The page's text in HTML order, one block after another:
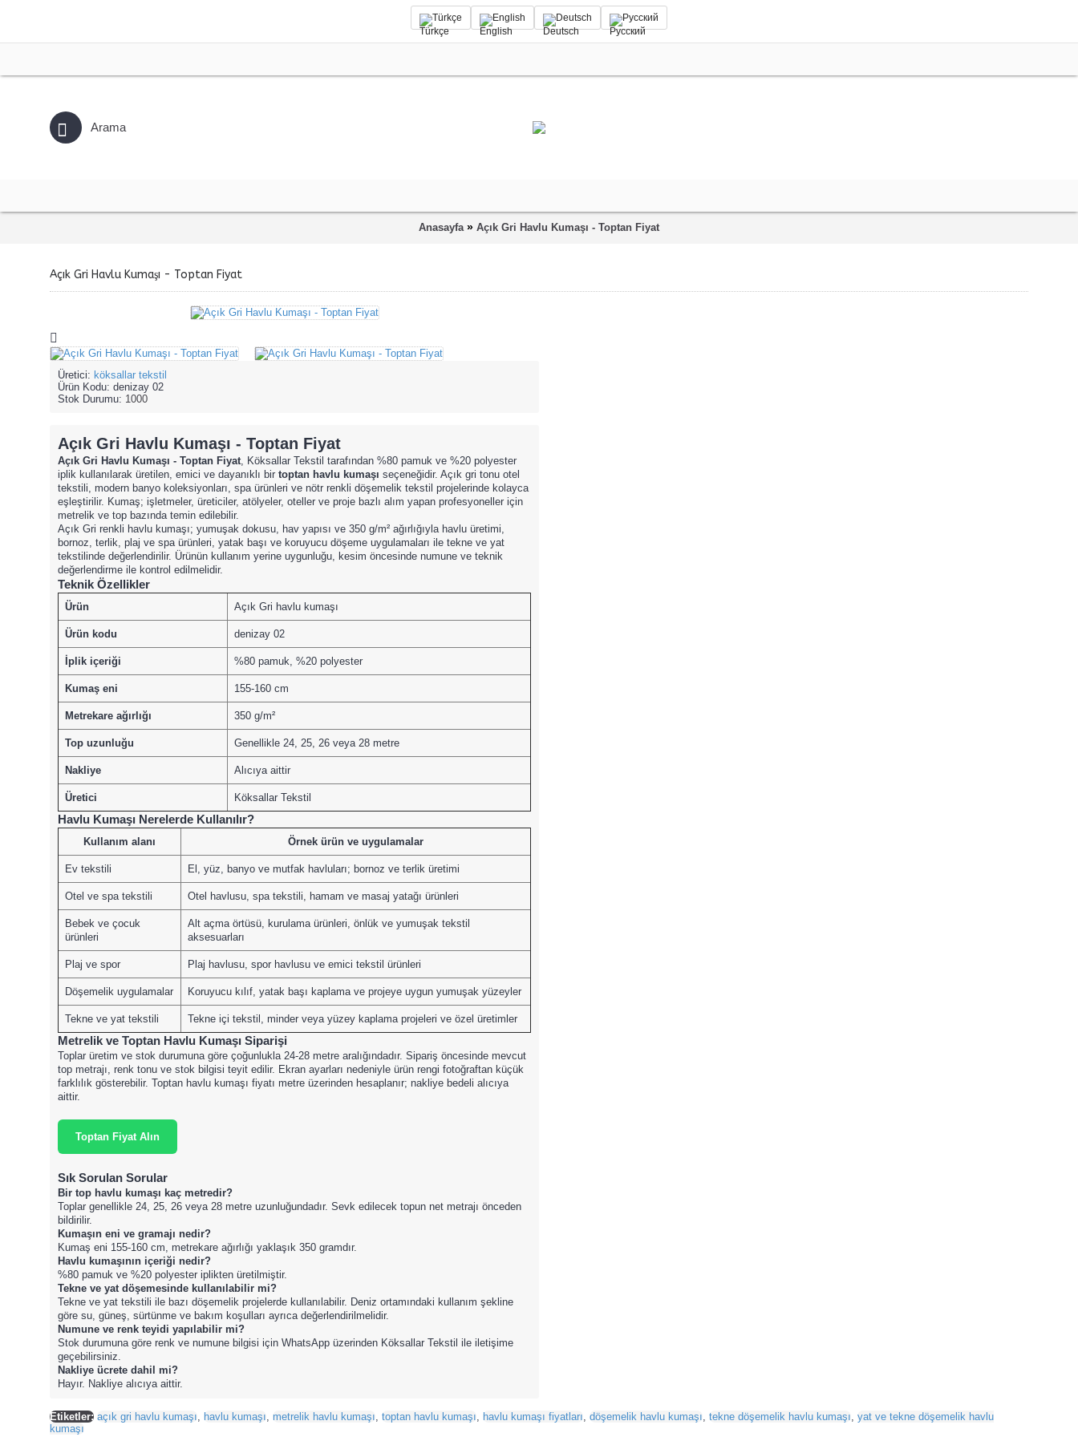
Türkçe English Deutsch Русский
Anasayfa » Açık Gri Havlu Kumaşı - Toptan Fiyat
Açık Gri Havlu Kumaşı - Toptan Fiyat
Üretici: köksallar tekstil
Ürün Kodu: denizay 02
Stok Durumu: 1000
Açık Gri Havlu Kumaşı - Toptan Fiyat
Açık Gri Havlu Kumaşı - Toptan Fiyat , Köksallar Tekstil tarafından %80 pamuk ve %20 polyester
iplik kullanılarak üretilen, emici ve dayanıklı bir toptan havlu kumaşı seçeneğidir. Açık gri tonu otel
tekstili, modern banyo koleksiyonları, spa ürünleri ve nötr renkli döşemelik tekstil projelerinde kolayca
eşleştirilir. Kumaş; işletmeler, üreticiler, atölyeler, oteller ve proje bazlı alım yapan profesyoneller için
metrelik ve top bazında temin edilebilir.
Açık Gri renkli havlu kumaşı; yumuşak dokusu, hav yapısı ve 350 g/m² ağırlığıyla havlu üretimi,
bornoz, terlik, plaj ve spa ürünleri, yatak başı ve koruyucu döşeme uygulamaları ile tekne ve yat
tekstilinde değerlendirilir. Ürünün kullanım yerine uygunluğu, kesim öncesinde numune ve teknik
değerlendirme ile kontrol edilmelidir.
Teknik Özellikler
Ürün Açık Gri havlu kumaşı
Ürün kodu denizay 02
İplik içeriği %80 pamuk, %20 polyester
Kumaş eni 155-160 cm
Metrekare ağırlığı 350 g/m²
Top uzunluğu Genellikle 24, 25, 26 veya 28 metre
Nakliye Alıcıya aittir
Üretici Köksallar Tekstil
Havlu Kumaşı Nerelerde Kullanılır?
Kullanım alanı Örnek ürün ve uygulamalar
Ev tekstili El, yüz, banyo ve mutfak havluları; bornoz ve terlik üretimi
Otel ve spa tekstili Otel havlusu, spa tekstili, hamam ve masaj yatağı ürünleri
Bebek ve çocuk
ürünleri
Alt açma örtüsü, kurulama ürünleri, önlük ve yumuşak tekstil
aksesuarları
Plaj ve spor Plaj havlusu, spor havlusu ve emici tekstil ürünleri
Döşemelik uygulamalar Koruyucu kılıf, yatak başı kaplama ve projeye uygun yumuşak yüzeyler
Tekne ve yat tekstili Tekne içi tekstil, minder veya yüzey kaplama projeleri ve özel üretimler
Metrelik ve Toptan Havlu Kumaşı Siparişi
Toplar üretim ve stok durumuna göre çoğunlukla 24-28 metre aralığındadır. Sipariş öncesinde mevcut
top metrajı, renk tonu ve stok bilgisi teyit edilir. Ekran ayarları nedeniyle ürün rengi fotoğraftan küçük
farklılık gösterebilir. Toptan havlu kumaşı fiyatı metre üzerinden hesaplanır; nakliye bedeli alıcıya
aittir.
Toptan Fiyat Alın
Sık Sorulan Sorular
Bir top havlu kumaşı kaç metredir?
Toplar genellikle 24, 25, 26 veya 28 metre uzunluğundadır. Sevk edilecek topun net metrajı önceden
bildirilir.
Kumaşın eni ve gramajı nedir?
Kumaş eni 155-160 cm, metrekare ağırlığı yaklaşık 350 gramdır.
Havlu kumaşının içeriği nedir?
%80 pamuk ve %20 polyester iplikten üretilmiştir.
Tekne ve yat döşemesinde kullanılabilir mi?
Tekne ve yat tekstili ile bazı döşemelik projelerde kullanılabilir. Deniz ortamındaki kullanım şekline
göre su, güneş, sürtünme ve bakım koşulları ayrıca değerlendirilmelidir.
Numune ve renk teyidi yapılabilir mi?
Stok durumuna göre renk ve numune bilgisi için WhatsApp üzerinden Köksallar Tekstil ile iletişime
geçebilirsiniz.
Nakliye ücrete dahil mi?
Hayır. Nakliye alıcıya aittir.
Etiketler: açık gri havlu kumaşı havlu kumaşı metrelik havlu kumaşı toptan havlu kumaşı havlu kumaşı fiyatları döşemelik havlu kumaşı tekne döşemelik havlu kumaşı yat ve tekne döşemelik havlu
kumaşı